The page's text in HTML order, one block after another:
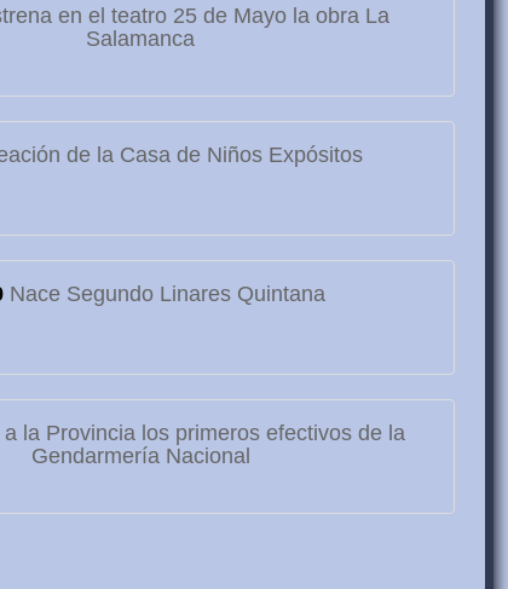
en el teatro 25 de Mayo la obra La
Salamanca
de la Casa de Niños Expósitos
Nace Segundo Linares Quintana
la Provincia los primeros efectivos de la
Gendarmería Nacional